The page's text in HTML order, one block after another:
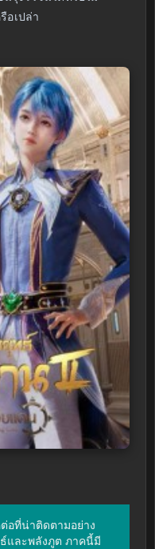
อเปล่า
อที่น่าติดตามอย่าง
และพลังภูต ภาคนี้มี